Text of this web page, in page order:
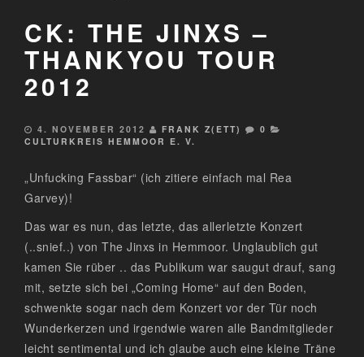
CK: THE JINXS –
THANKYOU TOUR
2012
4. NOVEMBER 2012 FRANK Z(ETT)
0
CULTURKREIS HEMMOOR E. V.
„Unfucking Fassbar“ (ich zitiere einfach mal Rea
Garvey)!
Das war es nun, das letzte, das allerletzte Konzert
(..snief..) von The Jinxs in Hemmoor. Unglaublich gut
kamen Sie rüber .. das Publikum war saugut drauf, sang
mit, setzte sich bei „Coming Home“ auf den Boden,
schwenkte sogar nach dem Konzert vor der Tür noch
Wunderkerzen und irgendwie waren alle Bandmitglieder
leicht sentimental und ich glaube auch eine kleine Träne